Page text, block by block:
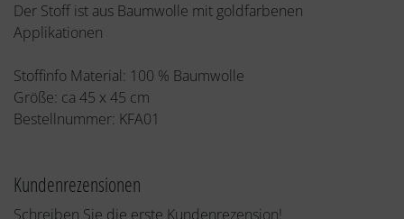
Der Stoff ist aus Baumwolle mit goldfarbenen
Applikationen
Stoffinfo Material: 100 % Baumwolle
Größe: ca 45 x 45 cm
Bestellnummer: KFA01
Kundenrezensionen
Schreiben Sie die erste Kundenrezension!